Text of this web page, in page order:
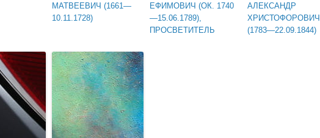
МАТВЕЕВИЧ (1661—
10.11.1728)
ЕФИМОВИЧ (ОК. 1740
—15.06.1789),
ПРОСВЕТИТЕЛЬ
АЛЕКСАНДР
ХРИСТОФОРОВИЧ
(1783—22.09.1844)